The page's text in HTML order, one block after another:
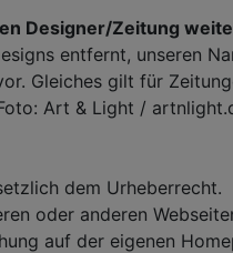
Designer/Zeitung
entfernt, unseren
Gleiches gilt für
Art & Light /
dem Urheberrecht.
oder anderen
auf der eigenen